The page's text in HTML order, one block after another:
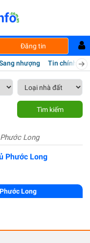
Đăng tin
nhượng Tin chính chủ
Tìm kiếm
Long
Phước Long
Long